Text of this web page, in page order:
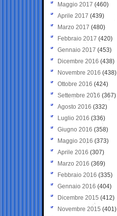
Maggio 2017 (460)
Aprile 2017 (439)
Marzo 2017 (480)
Febbraio 2017 (420)
Gennaio 2017 (453)
Dicembre 2016 (438)
Novembre 2016 (438)
Ottobre 2016 (424)
Settembre 2016 (367)
Agosto 2016 (332)
Luglio 2016 (336)
Giugno 2016 (358)
Maggio 2016 (373)
Aprile 2016 (307)
Marzo 2016 (369)
Febbraio 2016 (335)
Gennaio 2016 (404)
Dicembre 2015 (412)
Novembre 2015 (401)